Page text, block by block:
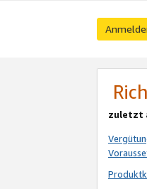
zuletzt